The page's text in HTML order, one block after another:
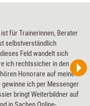
für Trainerinnen, Berater
selbstverständlich
Feld wandelt sich
ich rechtssicher in den
Honorare auf meine
gewinne ich per Messenger
bringt Weiterbildner auf